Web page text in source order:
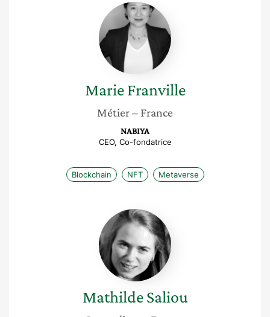
Marie
Franville
Marie Franville
Métier– France
NABIYA
CEO, Co-fondatrice
Blockchain NFT Metaverse
Mathilde
Saliou
Mathilde Saliou